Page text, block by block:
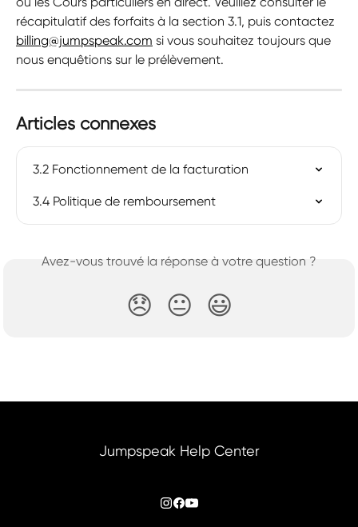
récapitulatif des forfaits à la section 3.1, puis contactez
billing@jumpspeak.com si vous souhaitez toujours que
nous enquêtions sur le prélèvement.
Articles connexes
3.2 Fonctionnement de la facturation
3.4 Politique de remboursement
Avez-vous trouvé la réponse à votre question ?
😞 😐 😃
Jumpspeak Help Center